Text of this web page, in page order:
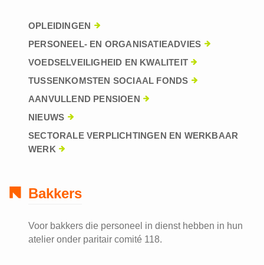
OPLEIDINGEN
PERSONEEL- EN ORGANISATIEADVIES
VOEDSELVEILIGHEID EN KWALITEIT
TUSSENKOMSTEN SOCIAAL FONDS
AANVULLEND PENSIOEN
NIEUWS
SECTORALE VERPLICHTINGEN EN WERKBAAR
WERK
Bakkers
Voor bakkers die personeel in dienst hebben in hun
atelier onder paritair comité 118.